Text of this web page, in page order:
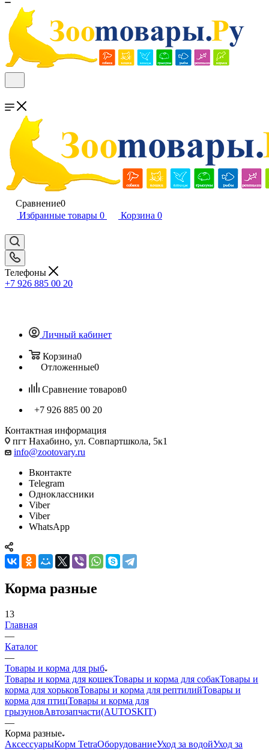
Сравнение0
Избранные товары 0 Корзина 0
Телефоны
+7 926 885 00 20
Личный кабинет
Корзина0
Отложенные0
Сравнение товаров0
+7 926 885 00 20
Контактная информация
пгт Нахабино, ул. Совпартшкола, 5к1
info@zootovary.ru
Вконтакте
Telegram
Одноклассники
Viber
Viber
WhatsApp
Корма разные
13
Главная
—
Каталог
—
Товары и корма для рыб
Товары и корма для кошекТовары и корма для собакТовары и
корма для хорьковТовары и корма для рептилийТовары и
корма для птицТовары и корма для
грызуновАвтозапчасти(AUTOSKIT)
—
Корма разные
АксессуарыКорм TetraОборудованиеУход за водойУход за